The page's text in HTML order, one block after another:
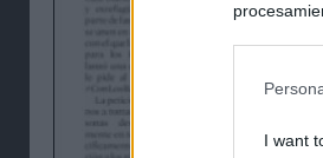
I want